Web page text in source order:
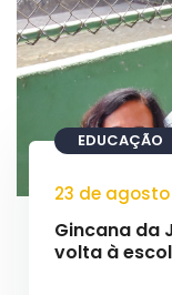
EDUCAÇÃO
23 de agosto
Gincana da
volta à